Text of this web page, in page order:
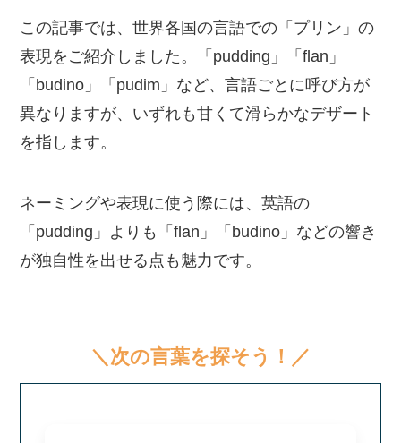
この記事では、世界各国の言語での「プリン」の
表現をご紹介しました。「pudding」「flan」
「budino」「pudim」など、言語ごとに呼び方が
異なりますが、いずれも甘くて滑らかなデザート
を指します。
ネーミングや表現に使う際には、英語の
「pudding」よりも「flan」「budino」などの響き
が独自性を出せる点も魅力です。
＼次の言葉を探そう！／